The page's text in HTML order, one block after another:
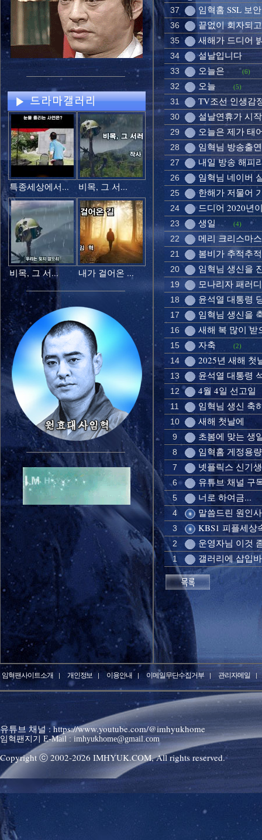
특종세상에서... 비목, 그 서...
비목, 그 서... 내가 걸어온 ...
37 임혁홈 SSL 보
36 끝없이 회자되
35 새해가 드디어
34 설날입니다
33 오늘은 (6)
32 오늘 (5)
31 TV조선 인생감
30 설날연휴가 시
29 오늘은 제가 태
28 임혁님 방송출
27 내일 방송 해피
26 임혁님 네이버
25 한해가 저물어
24 드디어 2020년
23 생일 (4)
22 메리 크리스마
21 봄비가 추적추
20 임혁님 생신을
19 모나리자 패러디
18 윤석열 대통령
17 임혁님 생신을
16 새해 복 많이 받
15 자축 (2)
14 2025년 새해 첫
13 윤석열 대통령
12 4월 4일 선고일
11 임혁님 생신 축
10 새해 첫날에
9 초봄에 맞는 생
8 임혁홈 게정용량
7 넷플릭스 신기
6 유튜브 채널 구
5 너로 하여금...
4 말씀드린 원인
3 KBS1 피플세상
2 운영자님 이것
1 갤러리에 삽입
임혁팬사이트소개 개인정보 이용안내 이메일무단수집거부 관리자메일
유튜브 채널 : https://www.youtube.com/@imhyukhome
임혁팬지기 E-Mail : imhyukhome@gmail.com
Copyright ⓒ 2002-2026 IMHYUK.COM,All rights reserved.